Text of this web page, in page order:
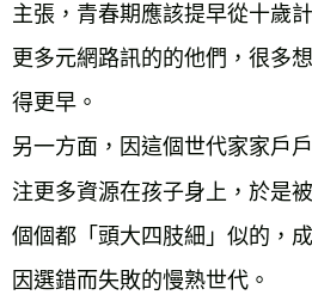
主張，青春期應該提早從十歲
更多元網路訊的的他們，很多
得更早。
另一方面，因這個世代家家戶
注更多資源在孩子身上，於是
個個都「頭大四肢細」似的，
因選錯而失敗的慢熟世代。